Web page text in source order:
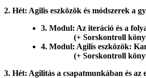
2. Hét: Agilis eszközök és módszerek a
3. Modul: Az iteráció és a
(+ Sorskontroll
4. Modul: Agilis eszközök:
(+ Sorskontroll
3. Hét: Agilitás a csapatmunkában és az